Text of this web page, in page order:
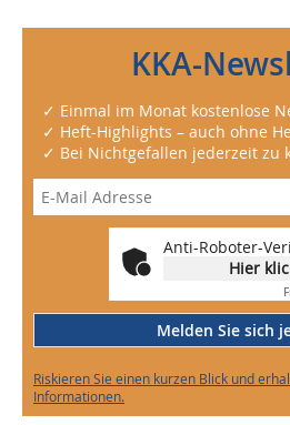
KKA-
✓ Einmal im Monat kostenlose
✓ Heft-Highlights – auch ohne
✓ Bei Nichtgefallen jederzeit zu
Anti-Roboter-
Hier
Melden Sie sich
Riskieren Sie einen kurzen Blick und
Informationen.